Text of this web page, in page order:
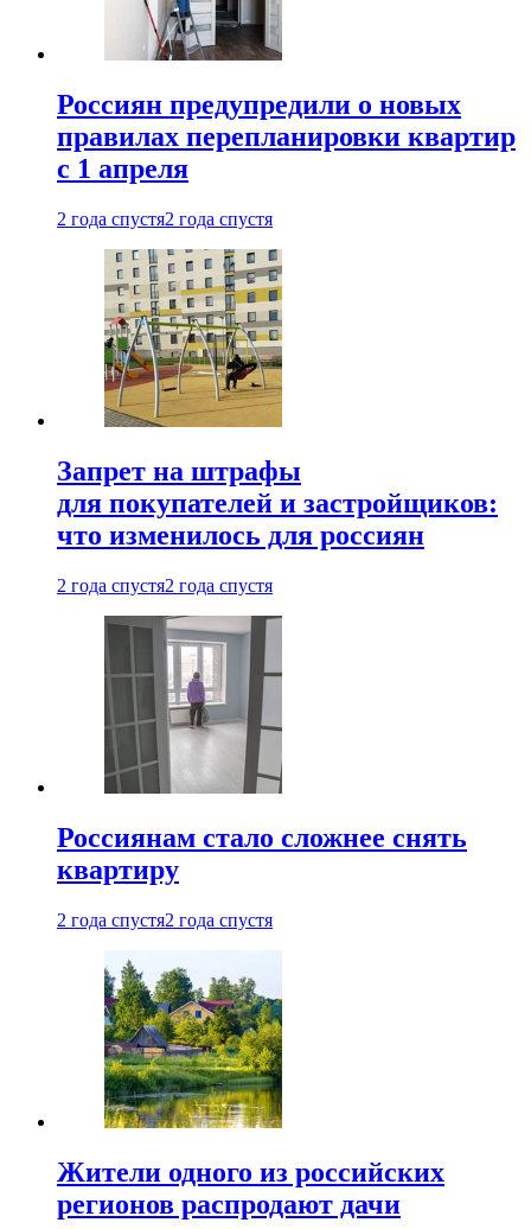
Россиян предупредили о новых
правилах перепланировки квартир
с 1 апреля
2 года спустя2 года спустя
Запрет на штрафы
для покупателей и застройщиков:
что изменилось для россиян
2 года спустя2 года спустя
Россиянам стало сложнее снять
квартиру
2 года спустя2 года спустя
Жители одного из российских
регионов распродают дачи